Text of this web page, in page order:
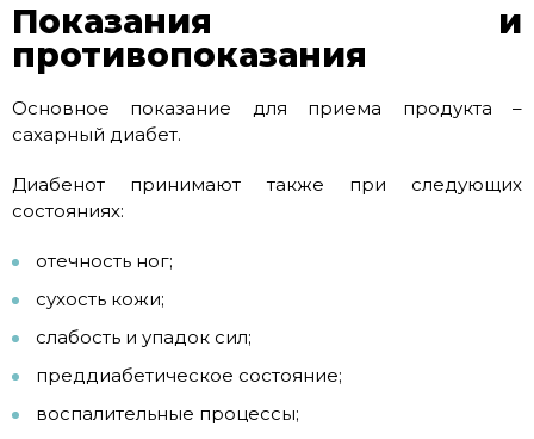
Показания и
противопоказания
Основное показание для приема продукта –
сахарный диабет.
Диабенот принимают также при следующих
состояниях:
отечность ног;
сухость кожи;
слабость и упадок сил;
преддиабетическое состояние;
воспалительные процессы;